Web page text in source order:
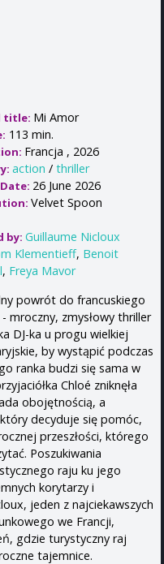
title: Mi Amor
113 min.
Francja , 2026
action / thriller
26 June 2026
Velvet Spoon
by: Guillaume Nicloux
Klementieff, Benoit
, Freya Mavor
powrót do francuskiego
mroczny, zmysłowy thriller
DJ-ka u progu wielkiej
by wystąpić podczas
ranka budzi się sama w
Chloé zniknęła
obojętnością, a
decyduje się pomóc,
przeszłości, którego
Poszukiwania
raju ku jego
korytarzy i
jeden z najciekawszych
we Francji,
gdzie turystyczny raj
tajemnice.